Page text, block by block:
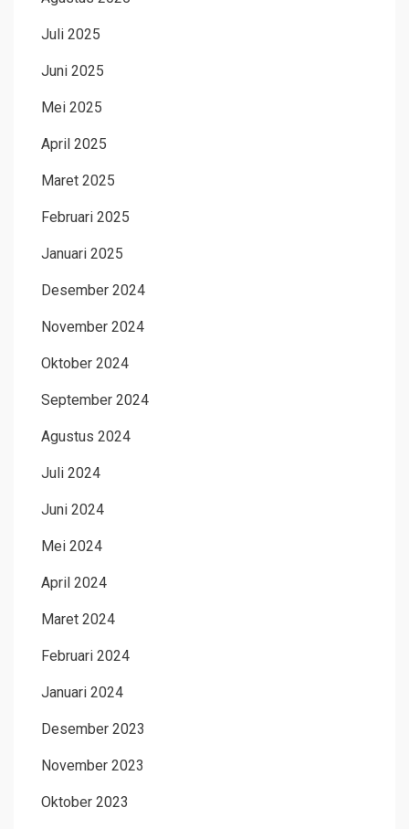
Juli 2025
Juni 2025
Mei 2025
April 2025
Maret 2025
Februari 2025
Januari 2025
Desember 2024
November 2024
Oktober 2024
September 2024
Agustus 2024
Juli 2024
Juni 2024
Mei 2024
April 2024
Maret 2024
Februari 2024
Januari 2024
Desember 2023
November 2023
Oktober 2023